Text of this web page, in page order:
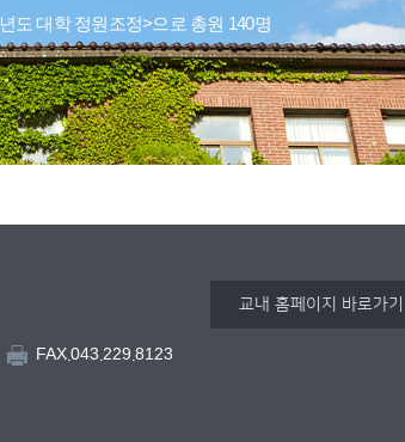
도 대학 정원조정>으로 총원 140명
교내 홈페이지 바로가기
FAX.043.229.8123